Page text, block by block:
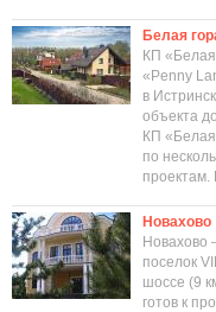
Белая
КП
«Penny
в
объекта
КП
по
проектам.
Новахово
Новахово
поселок
шоссе (9
готов к